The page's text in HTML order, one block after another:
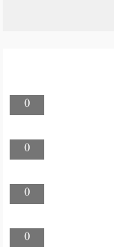
0
0
0
0